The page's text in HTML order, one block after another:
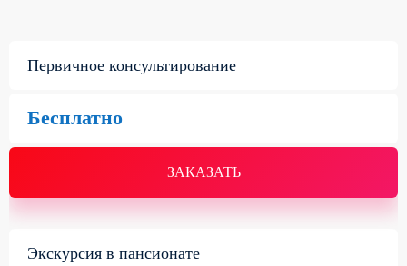
Первичное консультирование
ЗАКАЗАТЬ
Бесплатно
Экскурсия в пансионате